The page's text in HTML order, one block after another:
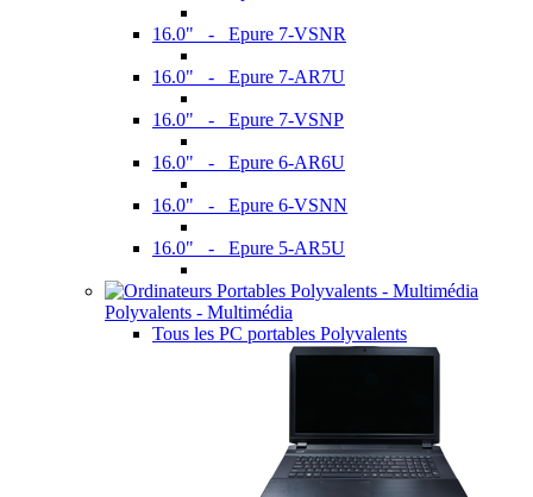
16.0" - Epure 7-VSNR
16.0" - Epure 7-AR7U
16.0" - Epure 7-VSNP
16.0" - Epure 6-AR6U
16.0" - Epure 6-VSNN
16.0" - Epure 5-AR5U
Polyvalents - Multimédia
Tous les PC portables Polyvalents